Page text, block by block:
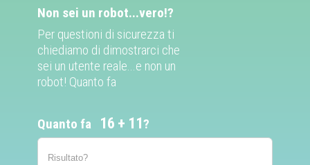
Non sei un robot...vero!?
Per questioni di sicurezza ti
chiediamo di dimostrarci che
sei un utente reale...e non un
robot! Quanto fa
Quanto fa 16 11?